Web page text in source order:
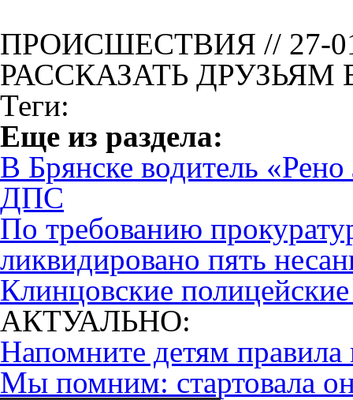
ПРОИСШЕСТВИЯ // 27-
РАССКАЗАТЬ ДРУЗЬЯМ
Теги:
Eще из раздела:
В Брянске водитель
ДПС
По требованию
ликвидировано пять
Клинцовские
АКТУАЛЬНО:
Напомните детям правила
Мы помним: стартовала